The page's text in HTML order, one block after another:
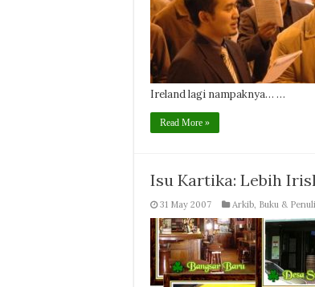
Ireland lagi nampaknya… …
Read More »
Isu Kartika: Lebih
31 May 2007 Arkib, Buku &